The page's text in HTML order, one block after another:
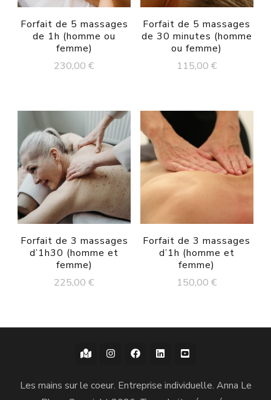
Forfait de 5 massages
de 1h (homme ou
femme)
230,00€
Forfait de 5 massages
de 30 minutes (homme
ou femme)
115,00 €
Forfait de 3 massages
d’1h30 (homme et
femme)
225,00€
Forfait de 3 massages
d’1h (homme et
femme)
150,00 €
Les mains sur le coeur. Entreprise individuelle. Anna Le